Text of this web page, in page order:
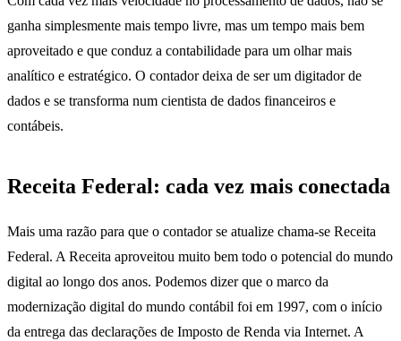
ganha simplesmente mais tempo livre, mas um tempo mais bem
aproveitado e que conduz a contabilidade para um olhar mais
analítico e estratégico. O contador deixa de ser um digitador de
dados e se transforma num cientista de dados financeiros e
contábeis.
Receita Federal: cada vez mais conectada
Mais uma razão para que o contador se atualize chama-se Receita
Federal. A Receita aproveitou muito bem todo o potencial do mundo
digital ao longo dos anos. Podemos dizer que o marco da
modernização digital do mundo contábil foi em 1997, com o início
da entrega das declarações de Imposto de Renda via Internet. A